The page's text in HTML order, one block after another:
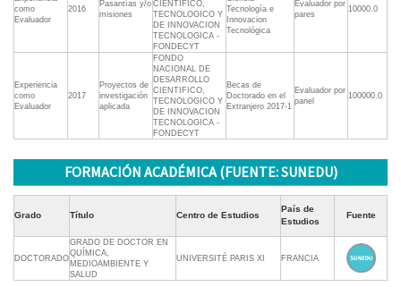
como
Evaluador
2016
Pasantías y/o
misiones
CIENTIFICO,
TECNOLOGICO Y
DE INNOVACION
TECNOLOGICA -
FONDECYT
Tecnología e
Innovacion
Tecnológica
Evaluador por
pares
10000.0
Experiencia
como
Evaluador
2017
Proyectos de
investigación
aplicada
FONDO
NACIONAL DE
DESARROLLO
CIENTIFICO,
TECNOLOGICO Y
DE INNOVACION
TECNOLOGICA -
FONDECYT
Becas de
Doctorado en el
Extranjero 2017-1
Evaluador por
panel
100000.0
FORMACIÓN ACADÉMICA (FUENTE: SUNEDU)
Grado Título Centro de Estudios
País de
Estudios
Fuente
DOCTORADO
GRADO DE DOCTOR EN
QUÍMICA,
MEDIOAMBIENTE Y
SALUD
UNIVERSITÉ PARIS XI FRANCIA